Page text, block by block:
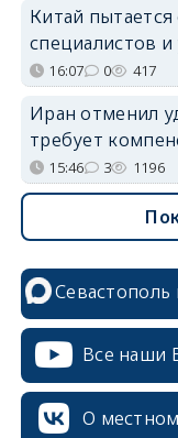
Китай
специалистов
16:07 0 417
Иран отменил
требует
15:46 3 1196
Севастополь
Все наши
О